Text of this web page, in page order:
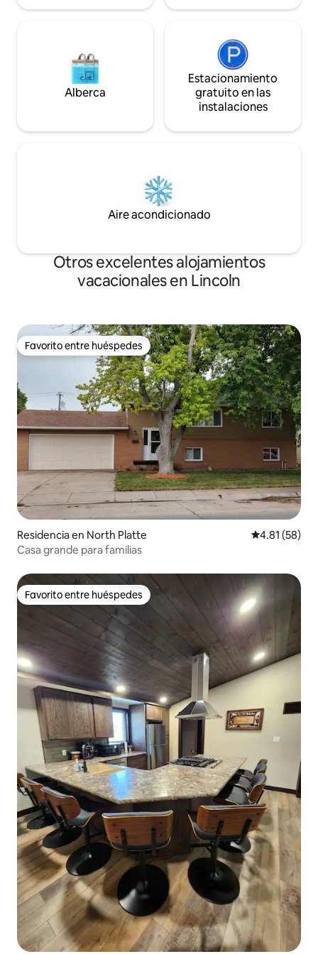
Alberca
Estacionamiento
gratuito en las
instalaciones
Aire acondicionado
Otros excelentes alojamientos
vacacionales en Lincoln
Favorito entre huéspedes
Favorito entre huéspedes
Residencia en North Platte Calificación
4.81 (58)
Casa grande para familias
Favorito entre huéspedes
Favorito entre huéspedes